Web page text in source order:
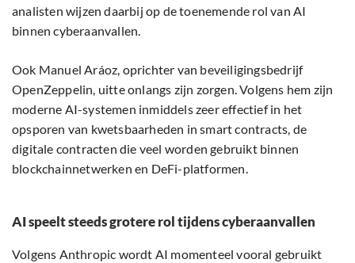
analisten wijzen daarbij op de toenemende rol van AI
binnen cyberaanvallen.
Ook Manuel Aráoz, oprichter van beveiligingsbedrijf
OpenZeppelin, uitte onlangs zijn zorgen. Volgens hem zijn
moderne AI-systemen inmiddels zeer effectief in het
opsporen van kwetsbaarheden in smart contracts, de
digitale contracten die veel worden gebruikt binnen
blockchainnetwerken en DeFi-platformen.
AI speelt steeds grotere rol tijdens cyberaanvallen
Volgens Anthropic wordt AI momenteel vooral gebruikt